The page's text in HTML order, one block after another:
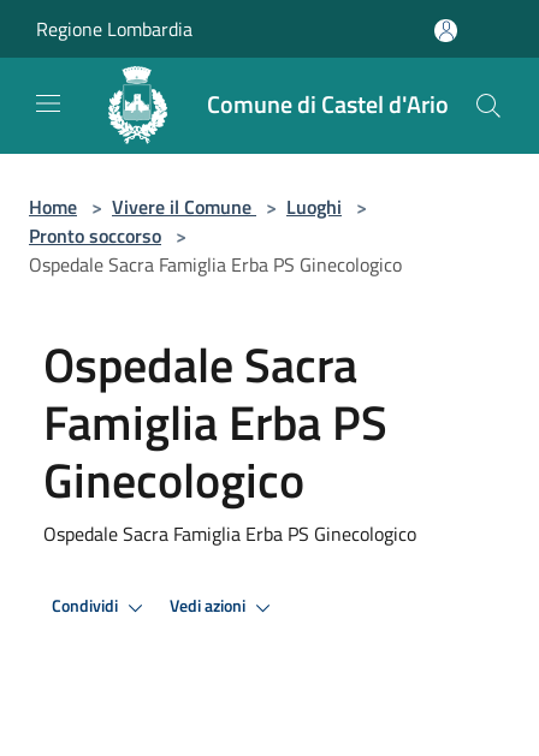
Regione Lombardia
Comune di Castel d'Ario
Home > Vivere il Comune > Luoghi >
Pronto soccorso >
Ospedale Sacra Famiglia Erba PS Ginecologico
Ospedale Sacra
Famiglia Erba PS
Ginecologico
Ospedale Sacra Famiglia Erba PS Ginecologico
Condividi Vedi azioni